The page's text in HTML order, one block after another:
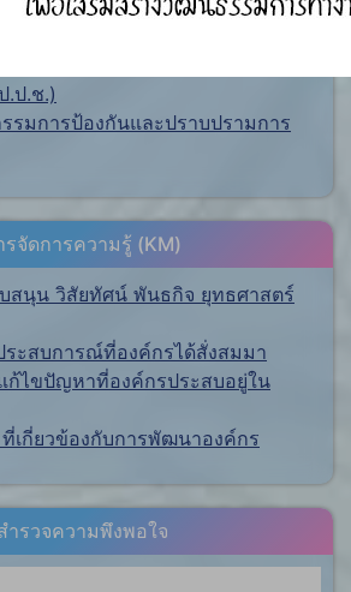
ศูนย์ร้องเรียน
.ป.ช.)
รมการป้องกันและปราบปรามการ
รจัดการความรู้ (KM)
สนุน วิสัยทัศน์ พันธกิจ ยุทธศาสตร์
ระสบการณ์ที่องค์กรได้สั่งสมมา
ก้ไขปัญหาที่องค์กรประสบอยู่ใน
เกี่ยวข้องกับการพัฒนาองค์กร
ำรวจความพึงพอใจ